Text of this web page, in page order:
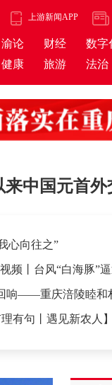
上游新闻APP
渝论 财经 数字
健康 旅游 法治
来中国元首外
心向往之”
视频丨台风“白海豚”
涪陵睦和村的十年
见新农人】万鸭听
多地向
2小时前